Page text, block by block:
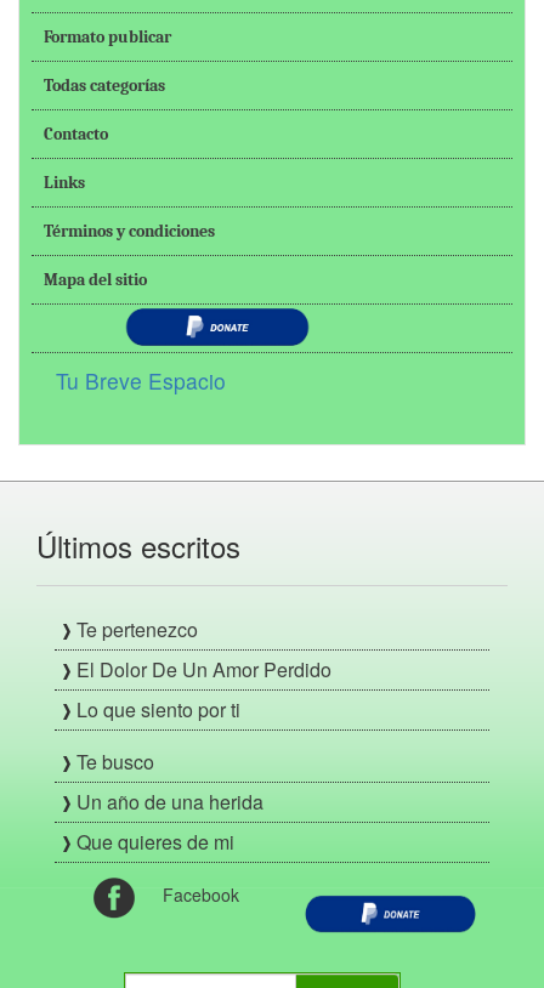
Formato publicar
Todas categorías
Contacto
Links
Términos y condiciones
Mapa del sitio
Tu Breve Espacio
Últimos escritos
Te pertenezco
El Dolor De Un Amor Perdido
Lo que siento por ti
Te busco
Un año de una herida
Que quieres de mi
Facebook